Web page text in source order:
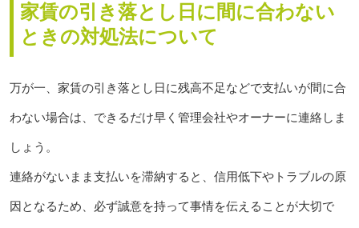
家賃の引き落とし日に間に合わない
ときの対処法について
万が一、家賃の引き落とし日に残高不足などで支払いが間に合
わない場合は、できるだけ早く管理会社やオーナーに連絡しま
しょう。
連絡がないまま支払いを滞納すると、信用低下やトラブルの原
因となるため、必ず誠意を持って事情を伝えることが大切で